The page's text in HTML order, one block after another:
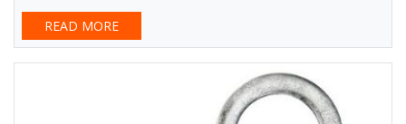
READ MORE